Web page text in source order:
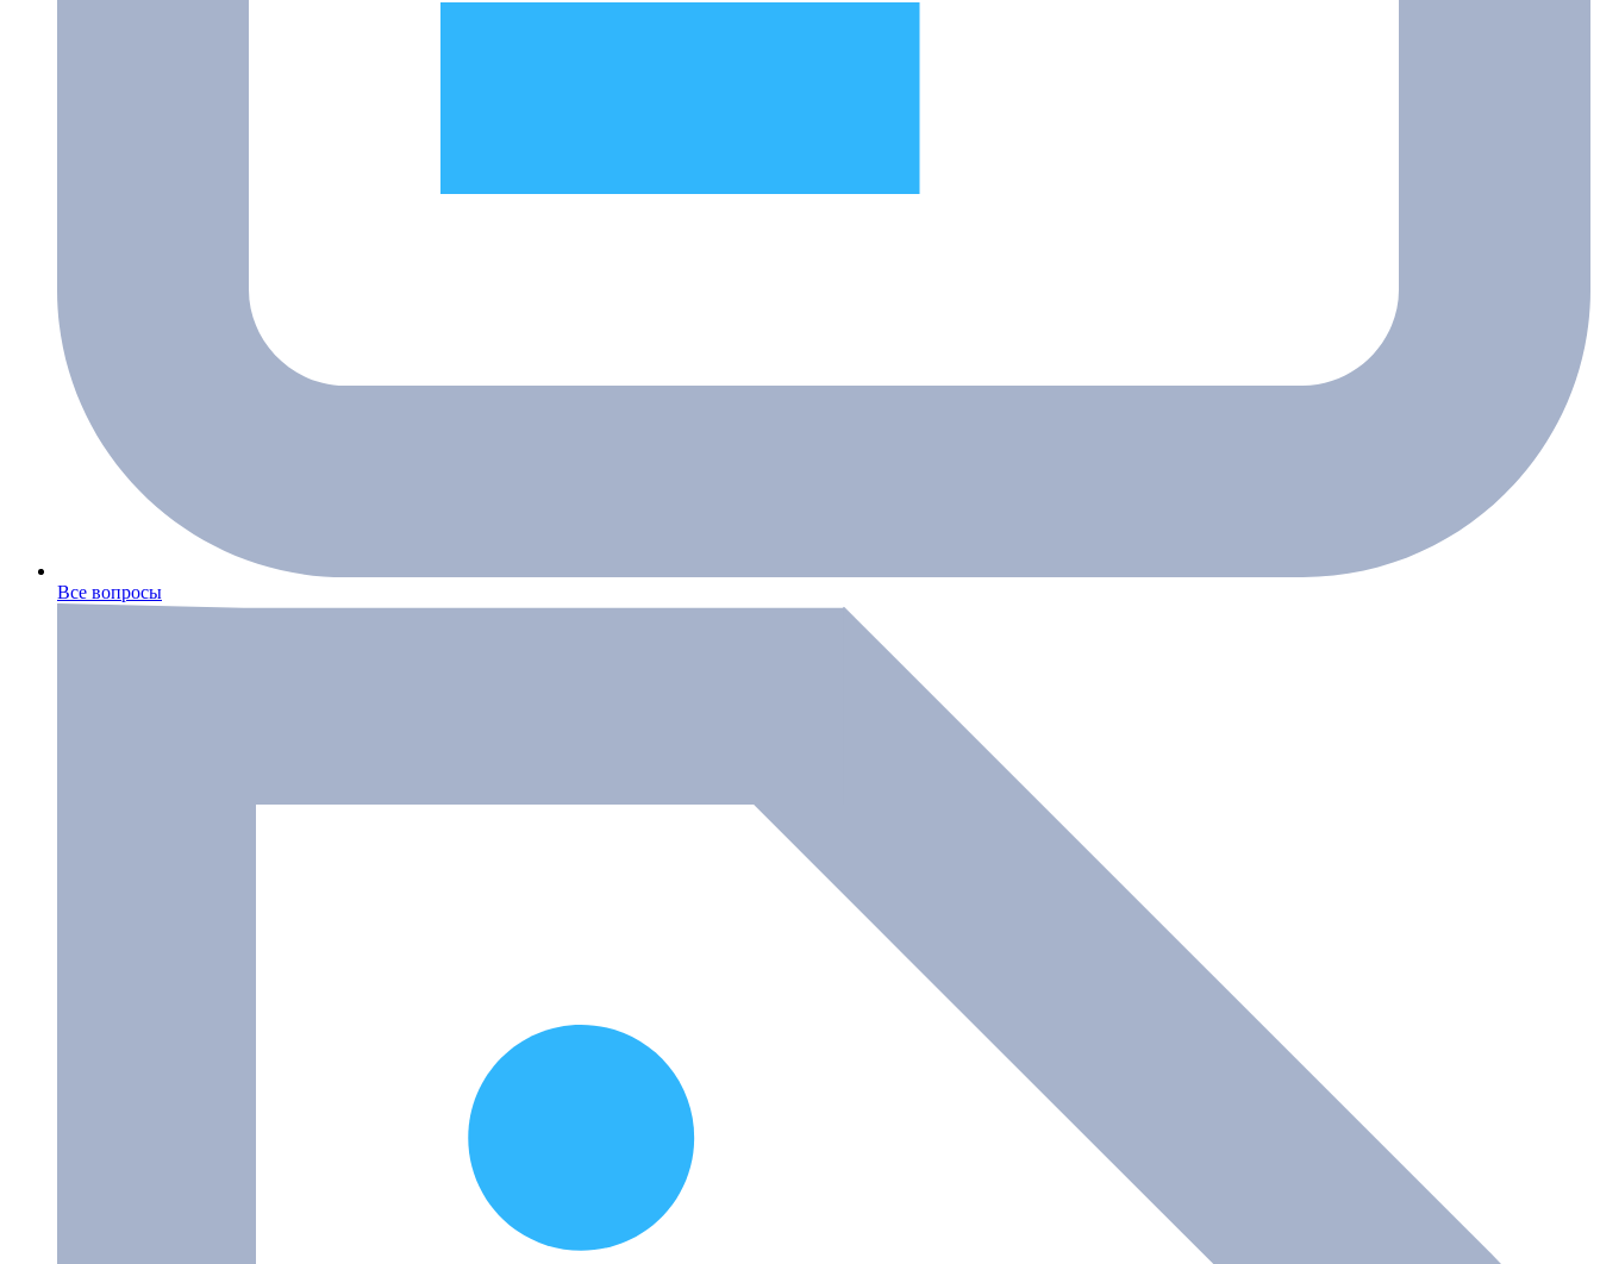
Все вопросы